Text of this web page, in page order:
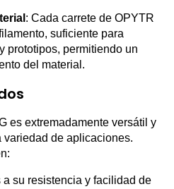
: Cada carrete de OPYTR
suficiente para
prototipos, permitiendo un
del material.
es extremadamente versátil y
de aplicaciones.
a su resistencia y facilidad de